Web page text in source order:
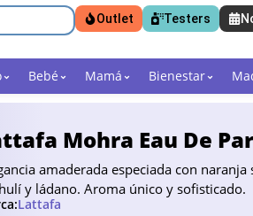
Outlet Testers
Bebé Mamá Bienestar
Mohra Eau De
amaderada especiada con
y ládano. Aroma único y sofisticado.
Lattafa